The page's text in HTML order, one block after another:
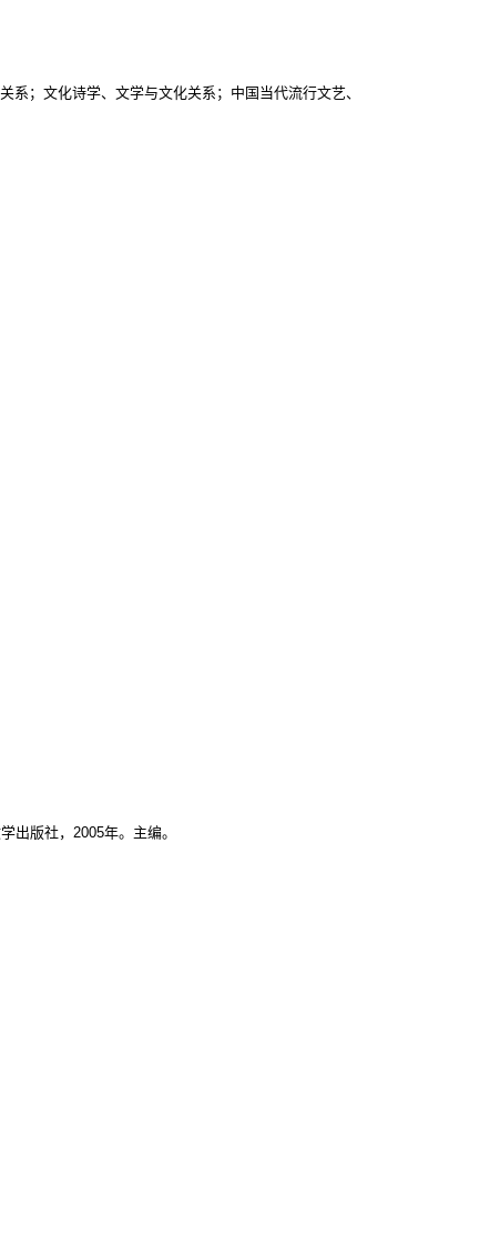
；文化诗学、文学与文化关系；中国当代流行文艺、
出版社， 2005年。主编。